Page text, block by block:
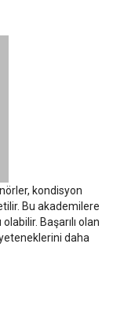
kondisyon
Bu akademilere
Başarılı olan
daha